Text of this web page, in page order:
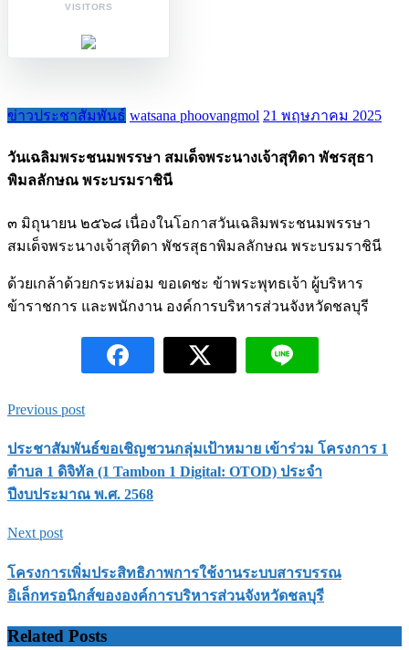
VISITORS
ข่าวประชาสัมพันธ์ watsana phoovangmol 21 พฤษภาคม 2025
วันเฉลิมพระชนมพรรษา สมเด็จพระนางเจ้าสุทิดา พัชรสุธา
พิมลลักษณ พระบรมราชินี
๓ มิถุนายน ๒๕๖๘ เนื่องในโอกาสวันเฉลิมพระชนมพรรษา
สมเด็จพระนางเจ้าสุทิดา พัชรสุธาพิมลลักษณ พระบรมราชินี
ด้วยเกล้าด้วยกระหม่อม ขอเดชะ ข้าพระพุทธเจ้า ผู้บริหาร
ข้าราชการ และพนักงาน องค์การบริหารส่วนจังหวัดชลบุรี
Previous post
ประชาสัมพันธ์ขอเชิญชวนกลุ่มเป้าหมาย เข้าร่วม โครงการ 1
ตำบล 1 ดิจิทัล (1 Tambon 1 Digital: OTOD) ประจำ
ปีงบประมาณ พ.ศ. 2568
Next post
โครงการเพิ่มประสิทธิภาพการใช้งานระบบสารบรรณ
อิเล็กทรอนิกส์ขององค์การบริหารส่วนจังหวัดชลบุรี
Related Posts